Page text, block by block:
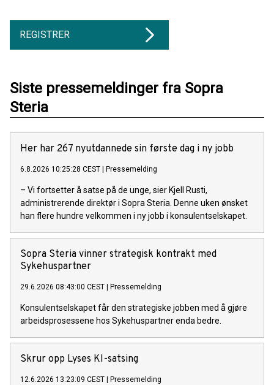
REGISTRER
Siste pressemeldinger fra Sopra
Steria
Her har 267 nyutdannede sin første dag i ny jobb
6.8.2026 10:25:28 CEST Pressemelding
– Vi fortsetter å satse på de unge, sier Kjell Rusti,
administrerende direktør i Sopra Steria. Denne uken ønsket
han flere hundre velkommen i ny jobb i konsulentselskapet.
Sopra Steria vinner strategisk kontrakt med
Sykehuspartner
29.6.2026 08:43:00 CEST Pressemelding
Konsulentselskapet får den strategiske jobben med å gjøre
arbeidsprosessene hos Sykehuspartner enda bedre.
Skrur opp Lyses KI-satsing
12.6.2026 13:23:09 CEST Pressemelding